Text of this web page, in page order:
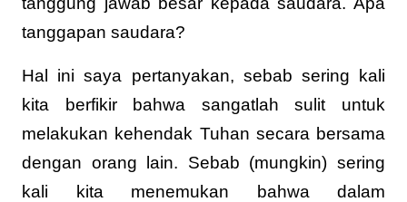
tanggapan saudara?
Hal ini saya pertanyakan, sebab sering kali
kita berfikir bahwa sangatlah sulit untuk
melakukan kehendak Tuhan secara bersama
dengan orang lain. Sebab (mungkin) sering
kali kita menemukan bahwa dalam